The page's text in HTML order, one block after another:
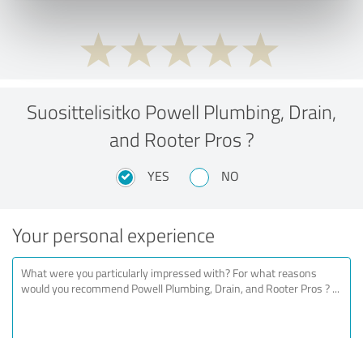
Suosittelisitko Powell Plumbing, Drain,
and Rooter Pros ?
YES NO
Your personal experience